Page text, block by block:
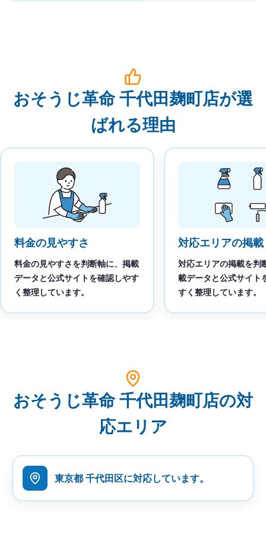
おそうじ革命 千代田麹町店が選
ばれる理由
料金の見やすさ
料金の見やすさを判断軸に、掲載
データと公式サイトを確認しやす
く整理しています。
対応エリアの掲載
対応エリアの掲載を判
載データと公式サイト
すく整理しています。
おそうじ革命 千代田麹町店の対
応エリア
東京都 千代田区に対応しています。